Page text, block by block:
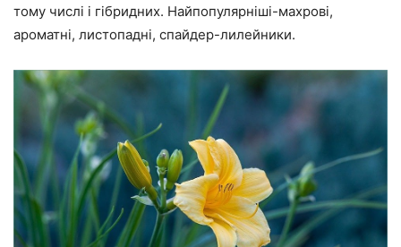
тому числі і гібридних. Найпопулярніші-махрові,
ароматні, листопадні, спайдер-лилейники.